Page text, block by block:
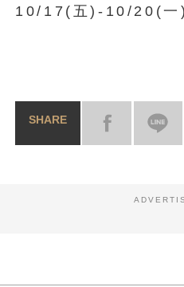
10/17(五)-10/20(一)
SHARE